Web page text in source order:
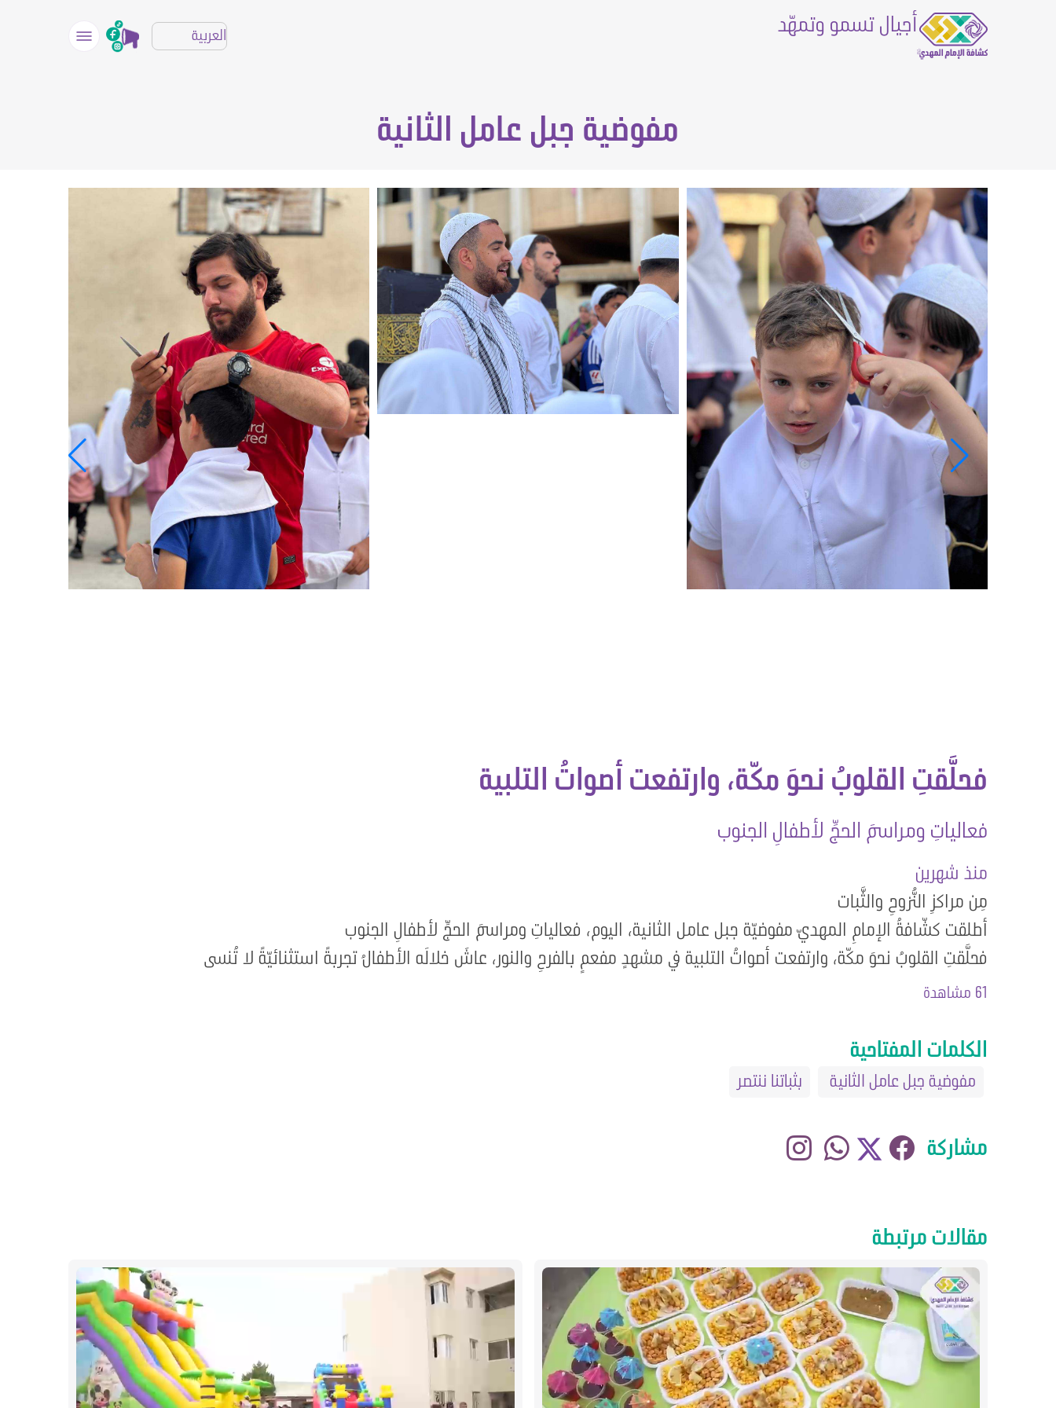
أجيال تسمو وتمهّد
مفوضية جبل عامل الثانية
فحلَّقتِ القلوبُ نحوَ مكّة، وارتفعت أصواتُ التلبية
فعالياتِ ومراسمَ الحجِّ لأطفالِ الجنوب
منذ شهرين
مِن مراكزِ النُّزوحِ والثَّبات
أطلقت كشّافةُ الإمامِ المهديّ مفوضيّة جبل عامل الثانية، اليوم، فعالياتِ ومراسمَ الحجِّ لأطفالِ الجنوب
فحلَّقتِ القلوبُ نحوَ مكّة، وارتفعت أصواتُ التلبية في مشهدٍ مفعمٍ بالفرحِ والنور، عاشَ خلالَه الأطفالُ تجربةً استثنائيّةً لا تُنسى
61 مشاهدة
الكلمات المفتاحية
مفوضية جبل عامل الثانية بثباتنا ننتصر
مشاركة
مقالات مرتبطة